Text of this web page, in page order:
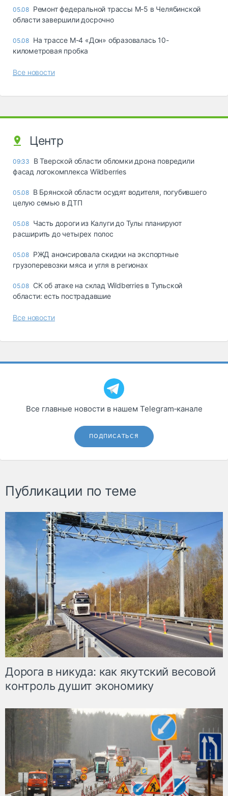
05.08 Ремонт федеральной трассы М-5 в Челябинской
области завершили досрочно
05.08 На трассе М-4 «Дон» образовалась 10-
километровая пробка
Все новости
Центр
09:33
В Тверской области обломки дрона повредили
фасад логокомплекса Wildberries
05.08 В Брянской области осудят водителя, погубившего
целую семью в ДТП
05.08 Часть дороги из Калуги до Тулы планируют
расширить до четырех полос
05.08 РЖД анонсировала скидки на экспортные
грузоперевозки мяса и угля в регионах
05.08 СК об атаке на склад Wildberries в Тульской
области: есть пострадавшие
Все новости
Все главные новости в нашем Telegram‑канале
ПОДПИСАТЬСЯ
Публикации по теме
Дорога в никуда: как якутский весовой
контроль душит экономику